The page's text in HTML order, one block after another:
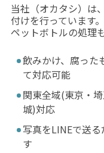
当社（オカタシ）は
付けを行っています。
ペットボトルの処理
飲みかけ、腐った
て対応可能
関東全域(東京・
城)対応
写真をLINEで送
す